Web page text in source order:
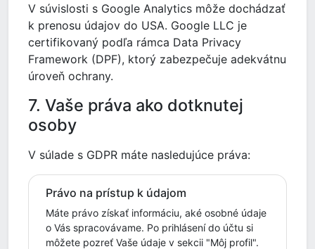
V súvislosti s Google Analytics môže dochádzať
k prenosu údajov do USA. Google LLC je
certifikovaný podľa rámca Data Privacy
Framework (DPF), ktorý zabezpečuje adekvátnu
úroveň ochrany.
7. Vaše práva ako dotknutej
osoby
V súlade s GDPR máte nasledujúce práva:
Právo na prístup k údajom
Máte právo získať informáciu, aké osobné údaje
o Vás spracovávame. Po prihlásení do účtu si
môžete pozreť Vaše údaje v sekcii "Môj profil".